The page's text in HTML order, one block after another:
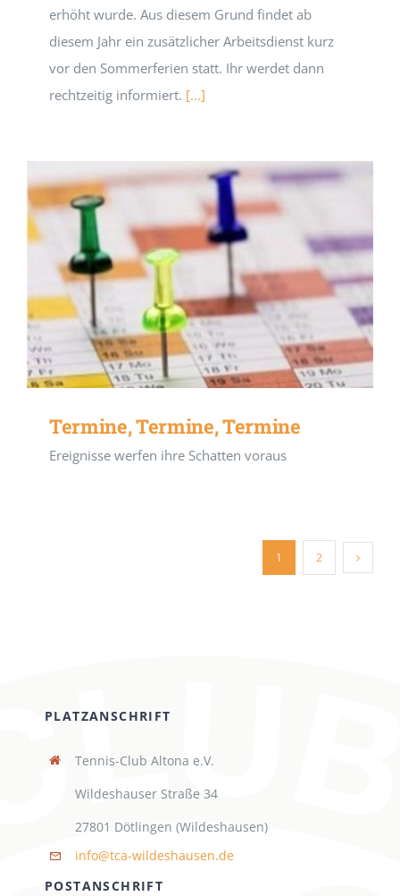
erhöht wurde. Aus diesem Grund findet ab
diesem Jahr ein zusätzlicher Arbeitsdienst kurz
vor den Sommerferien statt. Ihr werdet dann
rechtzeitig informiert. [...]
Termine, Termine, Termine
Ereignisse werfen ihre Schatten voraus
1 2
PLATZANSCHRIFT
Tennis-Club Altona e.V.
Wildeshauser Straße 34
27801 Dötlingen (Wildeshausen)
info@tca-wildeshausen.de
POSTANSCHRIFT